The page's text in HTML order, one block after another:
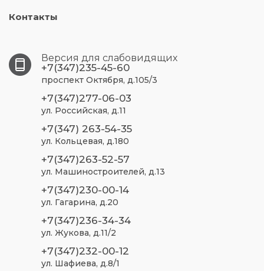
Контакты
Версия для слабовидящих
+7(347)235-45-60
проспект Октября, д.105/3
+7(347)277-06-03
ул. Российская, д.11
+7(347) 263-54-35
ул. Кольцевая, д.180
+7(347)263-52-57
ул. Машиностроителей, д.13
+7(347)230-00-14
ул. Гагарина, д.20
+7(347)236-34-34
ул. Жукова, д.11/2
+7(347)232-00-12
ул. Шафиева, д.8/1